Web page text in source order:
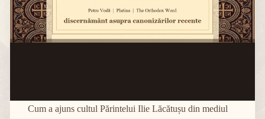
Cum a ajuns cultul Părintelui Ilie Lăcătușu din mediul